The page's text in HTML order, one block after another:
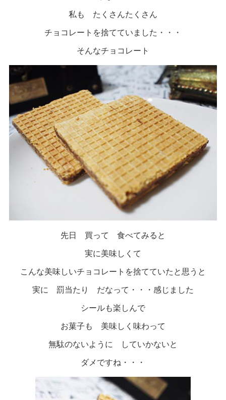
私も たくさんたくさん
チョコレートを捨てていました・・・
そんなチョコレート
先日 買って 食べてみると
実に美味しくて
こんな美味しいチョコレートを捨てていたと思うと
実に 罰当たり だなって・・・感じました
シールも楽しんで
お菓子も 美味しく味わって
無駄のないように していかないと
ダメですね・・・